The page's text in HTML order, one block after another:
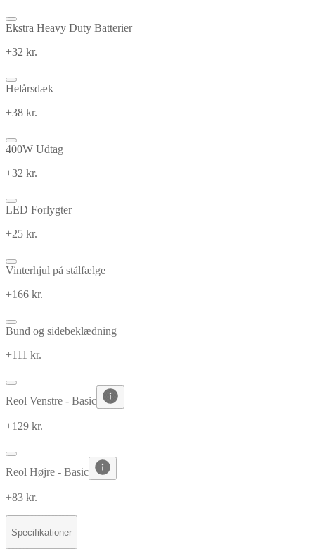
Ekstra Heavy Duty Batterier
+32 kr.
Helårsdæk
+38 kr.
400W Udtag
+32 kr.
LED Forlygter
+25 kr.
Vinterhjul på stålfælge
+166 kr.
Bund og sidebeklædning
+111 kr.
Reol Venstre - Basic
+129 kr.
Reol Højre - Basic
+83 kr.
Specifikationer